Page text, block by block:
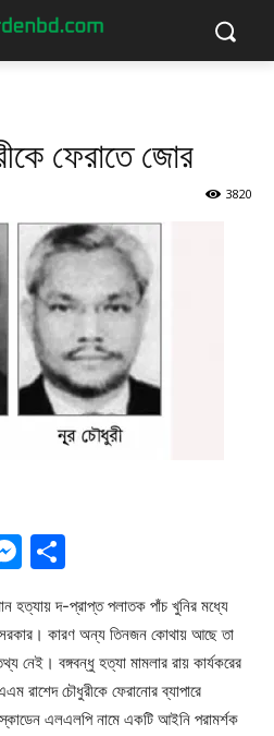
ফেরাতে জোর
3820
Messenger
হত্যায় দ-প্রাপ্ত পলাতক পাঁচ খুনির মধ্যে
কারণ অন্য তিনজন কোথায় আছে তা
নেই। বঙ্গবন্ধু হত্যা মামলার রায় কার্যকরের
রাশেদ চৌধুরীকে ফেরানোর ব্যাপারে
এলএলপি নামে একটি আইনি পরামর্শক